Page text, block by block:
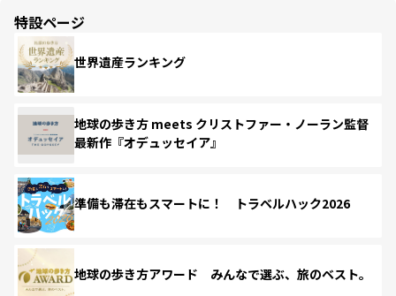
特設ページ
世界遺産ランキング
地球の歩き方 meets クリストファー・ノーラン監督
最新作『オデュッセイア』
準備も滞在もスマートに！ トラベルハック2026
地球の歩き方アワード みんなで選ぶ、旅のベスト。